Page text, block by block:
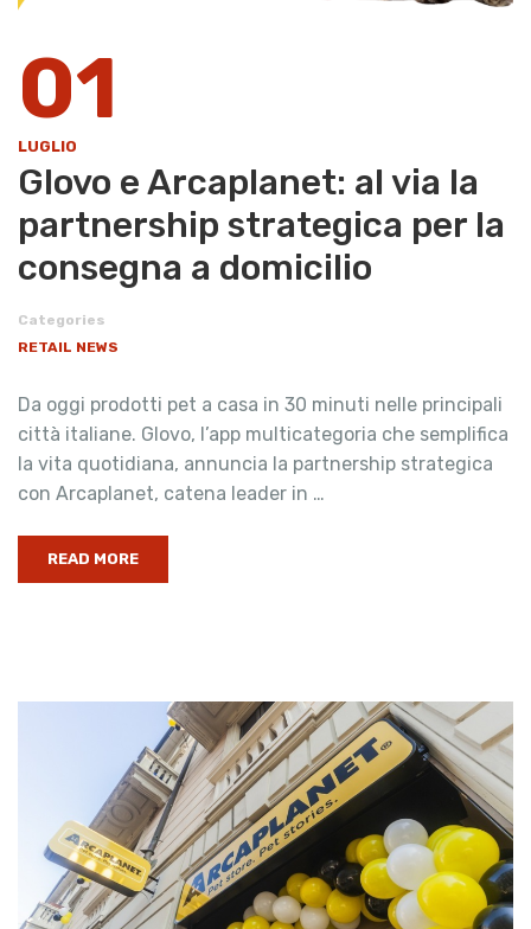
01
LUGLIO
Glovo e Arcaplanet: al via la
partnership strategica per la
consegna a domicilio
Categories
RETAIL NEWS
Da oggi prodotti pet a casa in 30 minuti nelle principali
città italiane. Glovo, l’app multicategoria che semplifica
la vita quotidiana, annuncia la partnership strategica
con Arcaplanet, catena leader in …
READ MORE